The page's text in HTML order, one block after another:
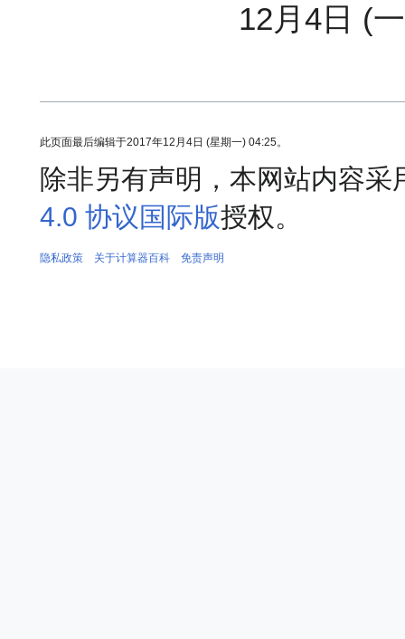
12月4日 (
此页面最后编辑于2017年12月4日 (星期一) 04:25。
除非另有声明，本网站内容采
4.0 协议国际版授权。
隐私政策 关于计算器百科 免责声明